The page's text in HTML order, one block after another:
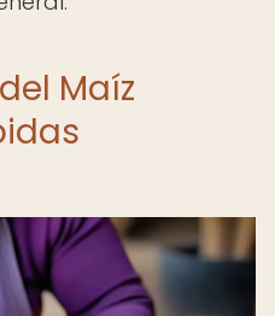
Maíz